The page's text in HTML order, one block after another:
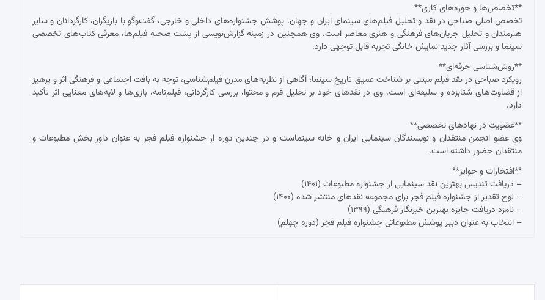
**تخصص‌ها و حوزه‌های کاری**
تخصص اصلی صباحی در نقد و تحلیل فیلم‌های سینمای ایران و جهان، پوشش جشنواره‌های داخلی و خارجی، گفت‌وگو با بازیگران، کارگردانان و سایر
هنرمندان و تحلیل جریان‌های فرهنگی و هنری معاصر است. وی همچنین در زمینه گزارش‌نویسی از پشت صحنه فیلم‌ها، معرفی کتاب‌های تخصصی
سینما و بررسی آثار جدید نمایش خانگی تجربه قابل توجهی دارد.
**روش‌شناسی حرفه‌ای**
رویکرد صباحی در نقد فیلم مبتنی بر شناخت عمیق تاریخ سینما، آگاهی از نظریه‌های مدرن فیلم‌شناسی، توجه به بافت اجتماعی و فرهنگی اثر و پرهیز
از قضاوت‌های شتابزده و سلیقه‌ای است. وی در نقدهای خود بر تحلیل فرم و محتوا، بررسی کارگردانی، فیلم‌نامه، بازی‌ها و لایه‌های معنایی اثر تأکید
دارد.
**عضویت در نهادهای تخصصی**
وی عضو انجمن منتقدان و نویسندگان سینمایی ایران و خانه سینماست و در چندین دوره از جشنواره فیلم فجر به عنوان داور بخش مطبوعات و
منتقدان حضور داشته است.
**افتخارات و جوایز**
– دریافت تندیس بهترین نقد سینمایی از جشنواره مطبوعات (۱۴۰۱)
– لوح تقدیر از جشنواره فیلم فجر برای مجموعه نقدهای منتشر شده (۱۴۰۰)
– نامزد دریافت جایزه بهترین خبرنگار فرهنگی (۱۳۹۹)
– انتخاب به عنوان دبیر پوشش مطبوعاتی جشنواره فیلم فجر (دوره چهلم)